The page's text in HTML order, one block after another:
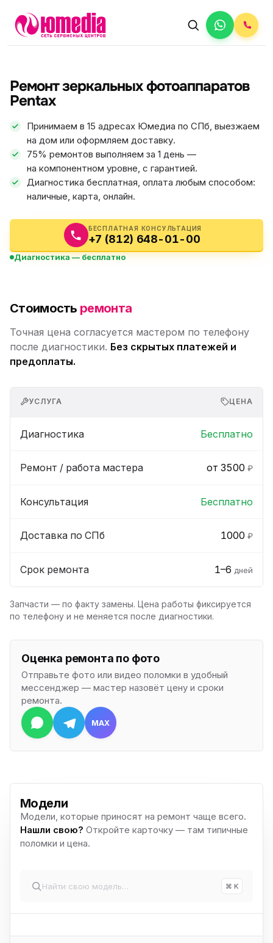
Ремонт зеркальных фотоаппаратов
Pentax
Принимаем в 15 адресах Юмедиа по СПб, выезжаем
на дом или оформляем доставку.
75% ремонтов выполняем за 1 день —
на компонентном уровне, с гарантией.
Диагностика бесплатная, оплата любым способом:
наличные, карта, онлайн.
БЕСПЛАТНАЯ КОНСУЛЬТАЦИЯ
+7 (812) 648-01-00
Диагностика — бесплатно
ФИКС ЦЕНА 5.0
АВТОРИЗОВАННЫЙ СЕРВИС
Стоимость ремонта
Точная цена согласуется мастером по телефону
после диагностики. Без скрытых платежей и
предоплаты.
УСЛУГА ЦЕНА
Диагностика Бесплатно
Ремонт / работа мастера от 3500 ₽
Консультация Бесплатно
Доставка по СПб 1000 ₽
Срок ремонта 1–6 дней
Запчасти — по факту замены. Цена работы фиксируется
по телефону и не меняется после диагностики.
Оценка ремонта по фото
Отправьте фото или видео поломки в удобный
мессенджер — мастер назовёт цену и сроки
ремонта.
MAX
Модели
Модели, которые приносят на ремонт чаще всего.
Нашли свою? Откройте карточку — там типичные
поломки и цена.
⌘ K